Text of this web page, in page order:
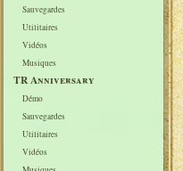
Sauvegardes
Utilitaires
Vidéos
Musiques
TR Anniversary
Démo
Sauvegardes
Utilitaires
Vidéos